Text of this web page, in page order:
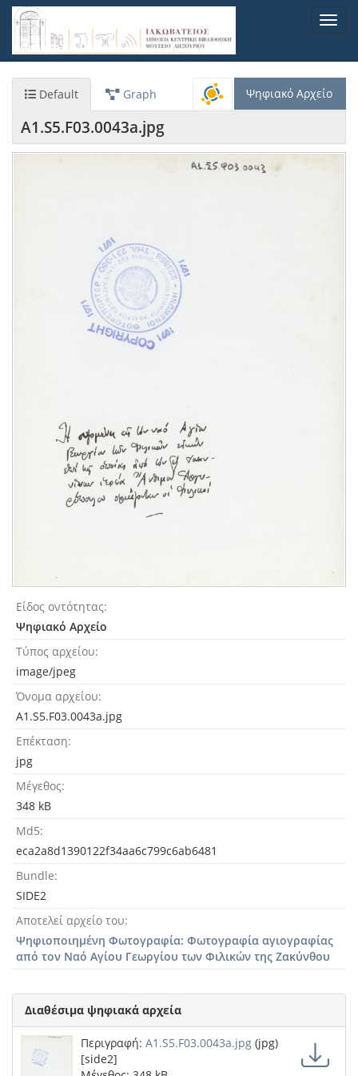
Παράκαμψη
προς
κυρίως
Default Graph Ψηφιακό Αρχείο
A1.S5.F03.0043a.jpg
Είδος οντότητας
Ψηφιακό Αρχείο
Τύπος αρχείου
image/jpeg
Όνομα αρχείου
A1.S5.F03.0043a.jpg
Επέκταση
jpg
Μέγεθος
348 kB
Md5
eca2a8d1390122f34aa6c799c6ab6481
Bundle
SIDE2
Αποτελεί αρχείο του
Ψηφιοποιημένη Φωτογραφία: Φωτογραφία αγιογραφίας
από τον Ναό Αγίου Γεωργίου των Φιλικών της Ζακύνθου
Διαθέσιμα ψηφιακά αρχεία
Περιγραφή: A1.S5.F03.0043a.jpg (jpg)
[side2]